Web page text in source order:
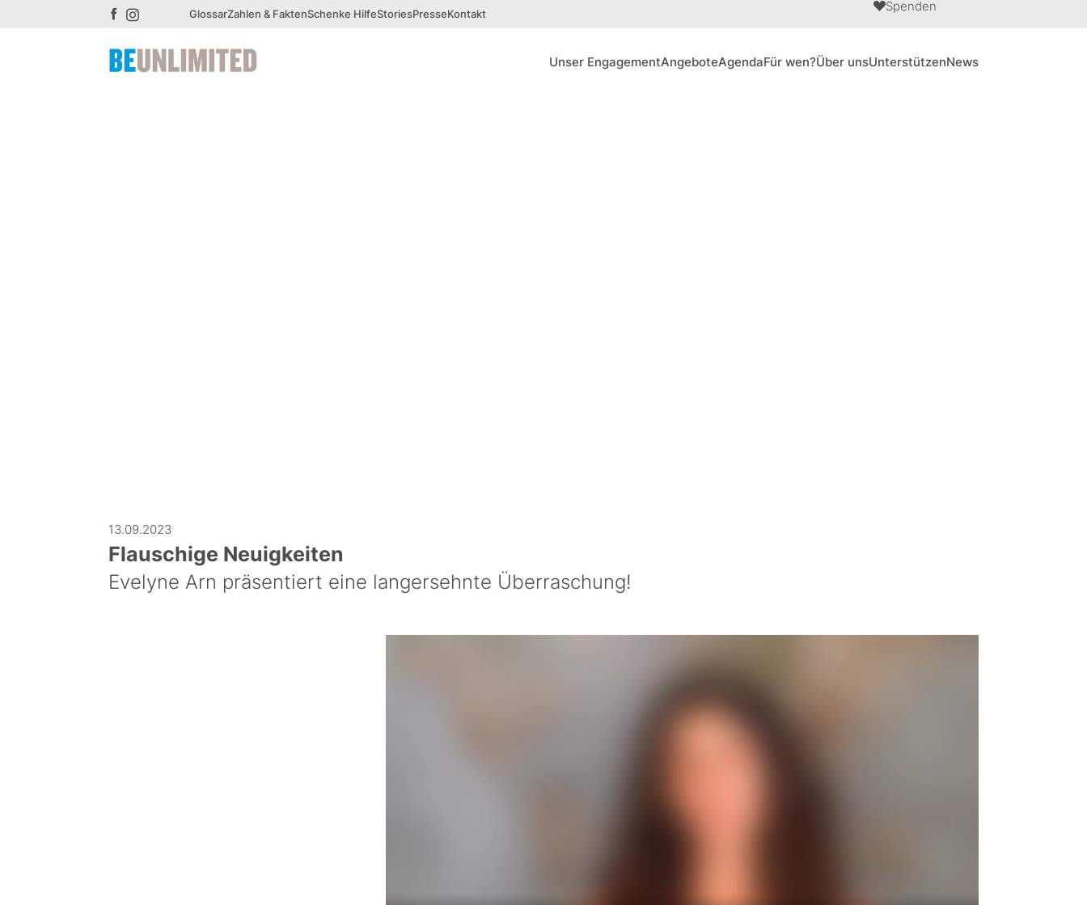
GlossarZahlen & FaktenSchenke HilfeStoriesPresseKontakt Spenden
Unser EngagementAngeboteAgendaFür wen?Über unsUnterstützenNews
13.09.2023
Flauschige Neuigkeiten
Evelyne Arn präsentiert eine langersehnte Überraschung!